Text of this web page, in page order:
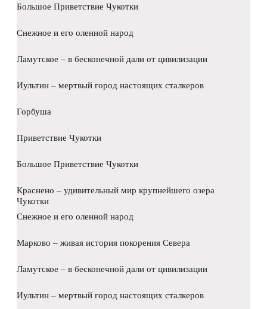
Большое Приветствие Чукотки
Снежное и его оленной народ
Ламутское – в бесконечной дали от цивилизации
Иультин – мертвый город настоящих сталкеров
Горбуша
Приветствие Чукотки
Большое Приветствие Чукотки
Краснено – удивительный мир крупнейшего озера
Чукотки
Снежное и его оленной народ
Марково – живая история покорения Севера
Ламутское – в бесконечной дали от цивилизации
Иультин – мертвый город настоящих сталкеров